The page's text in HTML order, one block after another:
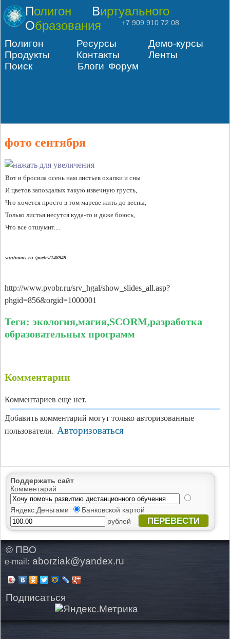
Полигон
Виртуального
Образования
+7 909 910 72 08
Полигон Ресурсы
Демо-курсы
Продукты
Контакты
Ленты
Поиск
Блоги Форум
фото сентября
Вот и бросила осень нам листьев охапки и сны
И цветов запоздалых такую извечную грусть,
Что хочется просто в том мареве жить до весны,
Только листья несутся куда-то и даже боюсь,
Что все отшумит....
sunhome. ru /poetry/148949
http://www.pvobr.ru/srv_hgal/show_slides_all.asp?
phgid=856&orgid=1000001
Теги: экология,магия,SCORM,разработка
образовательных программ
Комментарии
Комментариев еще нет.
Добавить комментарий могут только авторизованные
пользователи. Авторизоваться
Поддержать сайт
Комментарий
Яндекс.Деньгами
Банковской картой
рублей
ПЕРЕВЕСТИ
© ПВО
e-mail: aborziak@yandex.ru
Подписаться